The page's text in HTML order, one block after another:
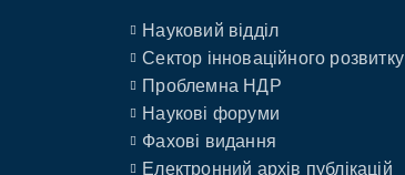
Науковий відділ
Сектор інноваційного розвитку
Проблемна НДР
Наукові форуми
Фахові видання
Електронний архів публікацій